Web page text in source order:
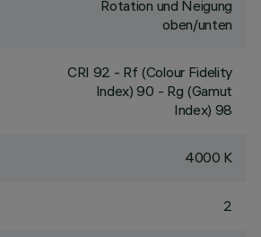
Rotation und Neigung
oben/unten
CRI 92 - Rf (Colour Fidelity
Index) 90 - Rg (Gamut
Index) 98
4000 K
2